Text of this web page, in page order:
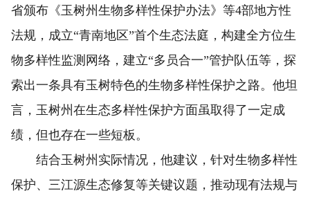
省颁布《玉树州生物多样性保护办法》等4部地方性
法规，成立“青南地区”首个生态法庭，构建全方位生
物多样性监测网络，建立“多员合一”管护队伍等，探
索出一条具有玉树特色的生物多样性保护之路。他坦
言，玉树州在生态多样性保护方面虽取得了一定成
绩，但也存在一些短板。
结合玉树州实际情况，他建议，针对生物多样性
保护、三江源生态修复等关键议题，推动现有法规与